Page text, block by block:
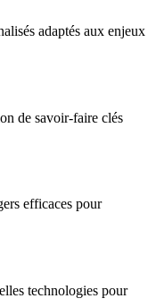
adaptés aux enjeux
de savoir-faire clés
efficaces pour
technologies pour